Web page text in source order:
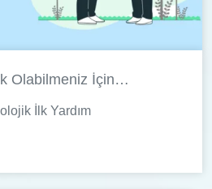
Olabilmeniz İçin
Yönlendir)
İlk Yardım